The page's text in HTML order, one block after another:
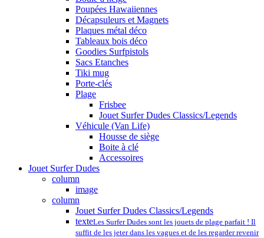
Poupées Hawaiiennes
Décapsuleurs et Magnets
Plaques métal déco
Tableaux bois déco
Goodies Surfpistols
Sacs Etanches
Tiki mug
Porte-clés
Plage
Frisbee
Jouet Surfer Dudes Classics/Legends
Véhicule (Van Life)
Housse de siège
Boite à clé
Accessoires
Jouet Surfer Dudes
column
image
column
Jouet Surfer Dudes Classics/Legends
texteLes Surfer Dudes sont les jouets de plage parfait ! Il
suffit de les jeter dans les vagues et de les regarder revenir